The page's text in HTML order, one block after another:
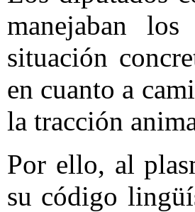
manejaban
situación
en cuanto a
la tracción
Por ello, al
su código